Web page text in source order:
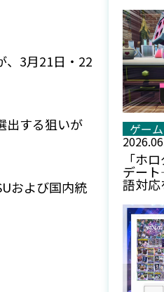
、3月21日・22
出する狙いが
および国内統
ゲーム
「ホ
デー
語対